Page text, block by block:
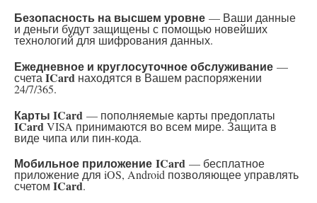
Безопасность на высшем уровне — Ваши данные
и деньги будут защищены с помощью новейших
технологий для шифрования данных.
Ежедневное и круглосуточное обслуживание —
счетаICard находятся в Вашем распоряжении
24/7/365.
Карты ICard — пополняемые карты предоплаты
ICard VISA принимаются во всем мире. Защита в
виде чипа или пин-кода.
Мобильное приложение ICard — бесплатное
приложение для iOS, Android позволяющее управлять
счетом ICard.